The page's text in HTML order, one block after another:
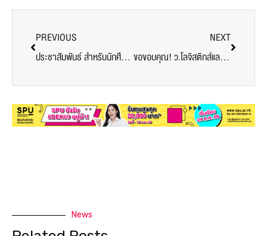
PREVIOUS
ประชาสัมพันธ์ สำหรับนักศึกษา SPU มาตรการเข้าเรียน ONSITE มหาวิทยาลัยศรีปทุม
NEXT
ขอขอบคุณ! ว.โลจิสติกส์และซัพพลายเชน SPU สนับสนุนอาหารเช้า บุคลากรทางการแพทย์และอาสาสมัคร ศูนย์ฉีดวัคซีน ม.ศรีปทุม
News